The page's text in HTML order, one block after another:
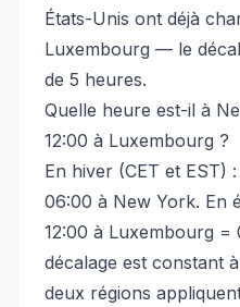
États-Unis ont déjà
Luxembourg — le
de 5 heures.
Quelle heure est-il à
12:00 à Luxembourg ?
En hiver (CET et EST)
06:00 à New York. En
12:00 à Luxembourg =
décalage est constant
deux régions